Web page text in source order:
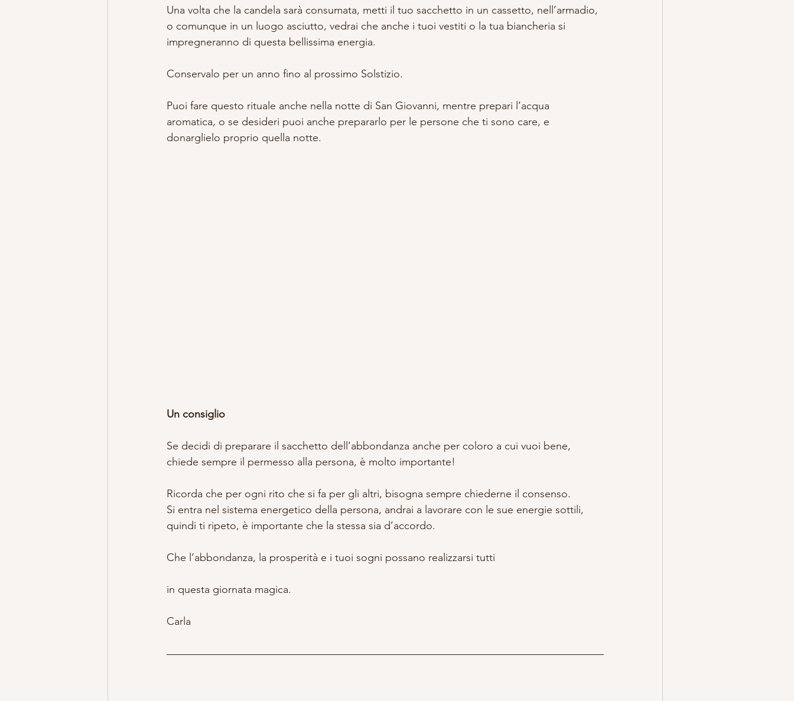
Una volta che la candela sarà consumata, metti il tuo sacchetto in un cassetto, nell’armadio,
o comunque in un luogo asciutto, vedrai che anche i tuoi vestiti o la tua biancheria si
impregneranno di questa bellissima energia.
Conservalo per un anno fino al prossimo Solstizio.
Puoi fare questo rituale anche nella notte di San Giovanni, mentre prepari l’acqua
aromatica, o se desideri puoi anche prepararlo per le persone che ti sono care, e
donarglielo proprio quella notte.
Un consiglio
Se decidi di preparare il sacchetto dell’abbondanza anche per coloro a cui vuoi bene,
chiede sempre il permesso alla persona, è molto importante!
Ricorda che per ogni rito che si fa per gli altri, bisogna sempre chiederne il consenso.
Si entra nel sistema energetico della persona, andrai a lavorare con le sue energie sottili,
quindi ti ripeto, è importante che la stessa sia d’accordo.
Che l’abbondanza, la prosperità e i tuoi sogni possano realizzarsi tutti
in questa giornata magica.
Carla